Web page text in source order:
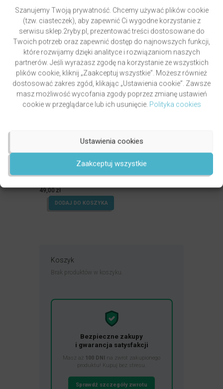
Szanujemy Twoją prywatność. Chcemy używać plików cookie
(tzw. ciasteczek), aby zapewnić Ci wygodne korzystanie z
serwisu sklep.2ryby.pl, prezentować treści dostosowane do
Twoich potrzeb oraz zapewnić dostęp do najnowszych funkcji,
które rozwijamy dzięki analityce i rozwiązaniom naszych
partnerów. Jeśli wyrażasz zgodę na korzystanie ze wszystkich
plików cookie, kliknij „Zaakceptuj wszystkie”. Możesz również
dostosować zakres zgód, klikając „Ustawienia cookie”. Zawsze
masz możliwość wycofania zgody poprzez zmianę ustawień
cookie w przeglądarce lub ich usunięcie. Polityka cookies
Zaakceptuj wszystkie
Ustawienia cookies
GRZYWOCZ & PAWLUKIEWICZ | DROGA
ks. Piotr Pawlukiewicz ks. Krzysztof Grzywocz
5.00
na 5.
49,00 zł
DODAJ DO KOSZYKA
Koszyk
Brak produktów w koszyku.
Bezpieczne zakupy
i gwarancja satysfakcji
Masz aż 100 DNI
na zwrot zakupionego
produktu! Kupuj bez stresu.
Sprawdź szczegóły zwrotu